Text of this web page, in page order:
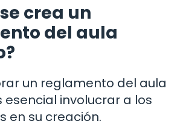
crea un
del aula
un reglamento del aula
esencial involucrar a los
en su creación.